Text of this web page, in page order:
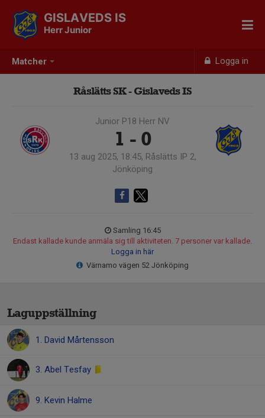
Matcher Logga in
GISLAVEDS IS
Herr Junior
Råslätts SK - Gislaveds IS
Junior P18 Herr NV
1 - 0
13 aug 2025, 18:45, Råslätts IP 2,
Jönköping
Samling 16:45
Endast kallade kunde anmäla sig till aktiviteten. 7 personer var kallade.
Logga in här
Värnamo vägen 52 Jönköping
Laguppställning
1. David Mårtensson
3. Abel Tesfay
9. Kevin Halme